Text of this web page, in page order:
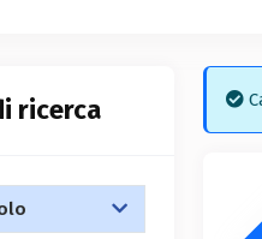
ricerca